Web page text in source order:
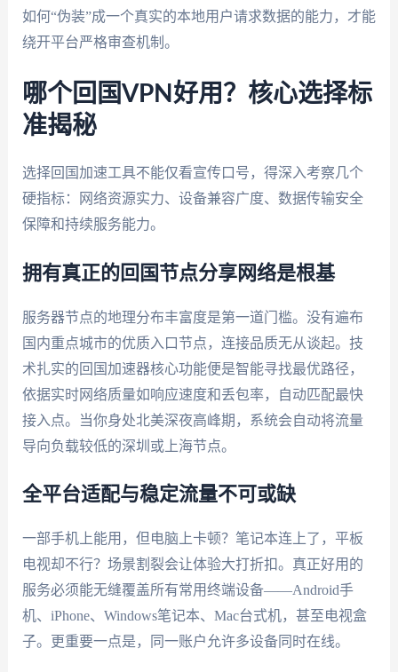
如何“伪装”成一个真实的本地用户请求数据的能力，才能
绕开平台严格审查机制。
哪个回国VPN好用？核心选择标
准揭秘
选择回国加速工具不能仅看宣传口号，得深入考察几个
硬指标：网络资源实力、设备兼容广度、数据传输安全
保障和持续服务能力。
拥有真正的回国节点分享网络是根基
服务器节点的地理分布丰富度是第一道门槛。没有遍布
国内重点城市的优质入口节点，连接品质无从谈起。技
术扎实的回国加速器核心功能便是智能寻找最优路径，
依据实时网络质量如响应速度和丢包率，自动匹配最快
接入点。当你身处北美深夜高峰期，系统会自动将流量
导向负载较低的深圳或上海节点。
全平台适配与稳定流量不可或缺
一部手机上能用，但电脑上卡顿？笔记本连上了，平板
电视却不行？场景割裂会让体验大打折扣。真正好用的
服务必须能无缝覆盖所有常用终端设备——Android手
机、iPhone、Windows笔记本、Mac台式机，甚至电视盒
子。更重要一点是，同一账户允许多设备同时在线。